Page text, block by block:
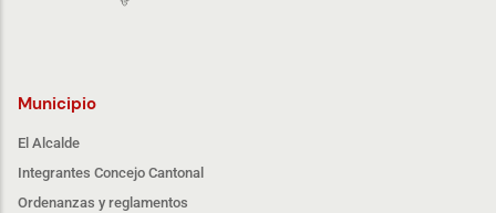
Municipio
El Alcalde
Integrantes Concejo Cantonal
Ordenanzas y reglamentos